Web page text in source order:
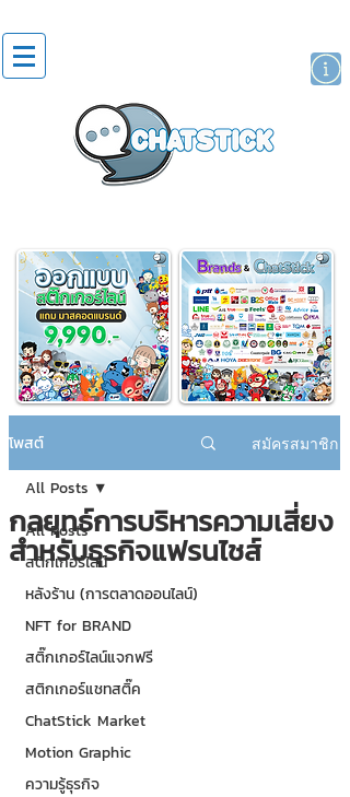
โพสต์ สมัครสมาชิก
All Posts
สติกเกอร์ไลน์
หลังร้าน (การตลาดออนไลน์)
NFT for BRAND
สติ๊กเกอร์ไลน์แจกฟรี
สติกเกอร์แชทสติ๊ค
ChatStick Market
Motion Graphic
ความรู้ธุรกิจ
All Posts
กลยุทธ์การบริหารความเสี่ยง
สำหรับธุรกิจแฟรนไชส์